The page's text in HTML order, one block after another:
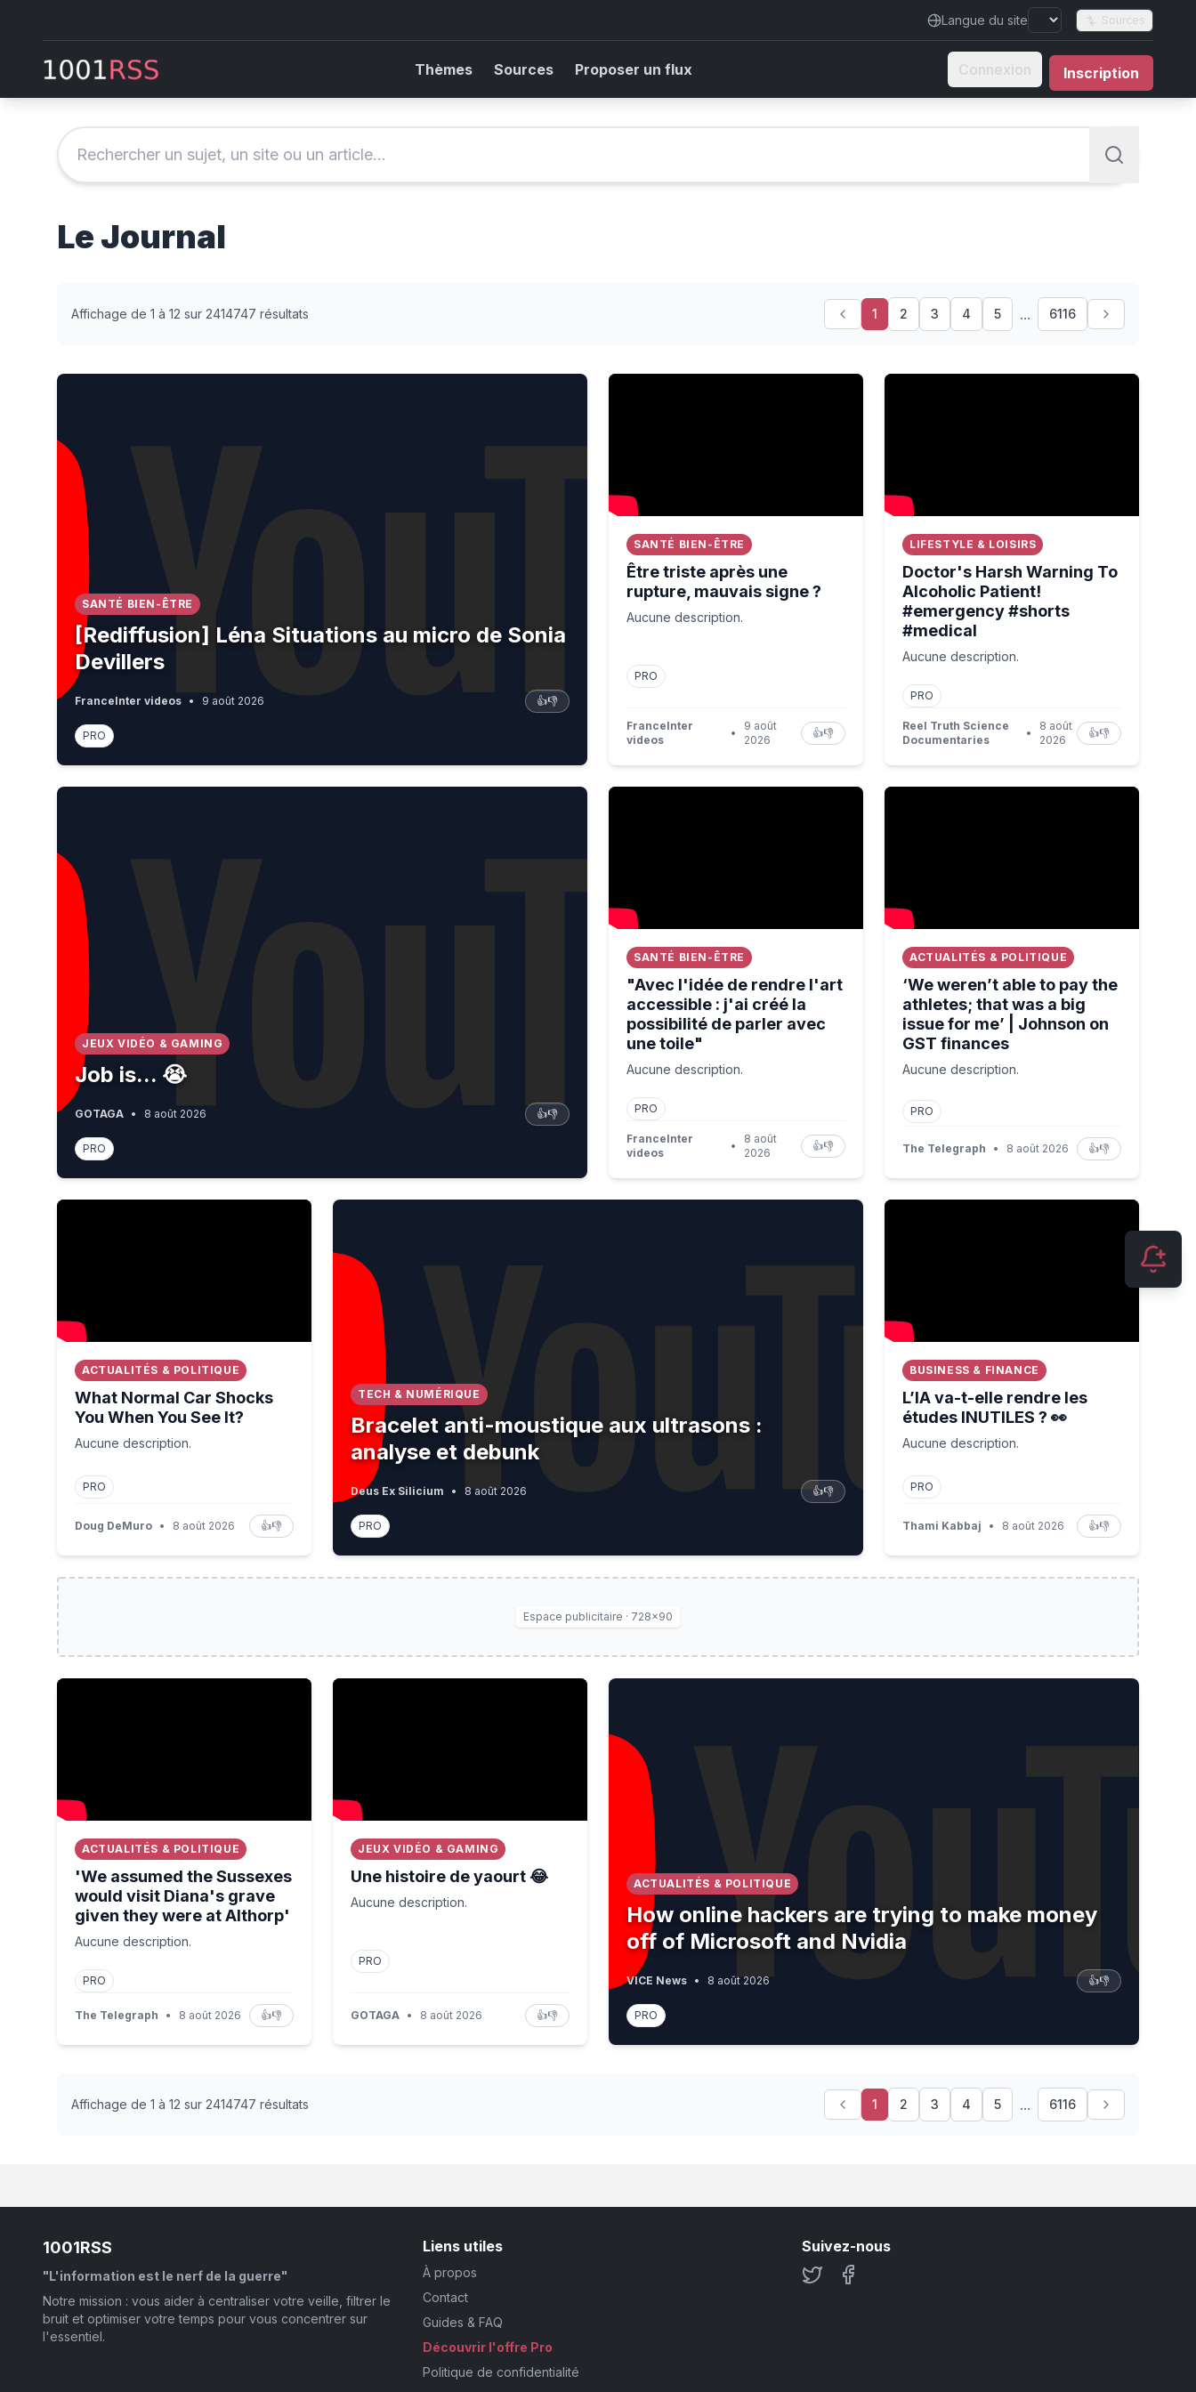
Langue du site Sources
Thèmes Sources Proposer un flux Connexion Inscription
Le Journal
Affichage de 1 à 12 sur 2414747 résultats 1 2 3 4 5 ... 6116
[Rediffusion] Léna Situations au micro de Sonia Devillers
SANTÉ BIEN-ÊTRE
[Rediffusion] Léna Situations au micro de Sonia
Devillers
FranceInter videos • 9 août 2026 👍👎
PRO
Être triste après une rupture, mauvais signe ?
SANTÉ BIEN-ÊTRE
Être triste après une
rupture, mauvais signe ?
Aucune description.
PRO
FranceInter
videos
•
9 août
2026
👍👎
Doctor's Harsh Warning To Alcoholic
LIFESTYLE & LOISIRS
Doctor's Harsh Warning To
Alcoholic Patient!
#emergency #shorts
#medical
Aucune description.
PRO
Reel Truth Science
Documentaries
•
8 août
2026
👍👎
Job is... 😭
JEUX VIDÉO & GAMING
Job is... 😭
GOTAGA • 8 août 2026 👍👎
PRO
"Avec l'idée de rendre l'art accessible : j'ai créé la possibilité de parler avec une toile"
SANTÉ BIEN-ÊTRE
"Avec l'idée de rendre l'art
accessible : j'ai créé la
possibilité de parler avec
une toile"
Aucune description.
PRO
FranceInter
videos
•
8 août
2026
👍👎
‘We weren’t able to pay the athletes; that
ACTUALITÉS & POLITIQUE
‘We weren’t able to pay the
athletes; that was a big
issue for me’ | Johnson on
GST finances
Aucune description.
PRO
The Telegraph • 8 août 2026 👍👎
What Normal Car Shocks You When You See It?
ACTUALITÉS & POLITIQUE
What Normal Car Shocks
You When You See It?
Aucune description.
PRO
Doug DeMuro • 8 août 2026 👍👎
Bracelet anti-moustique aux ultrasons : analyse et debunk
TECH & NUMÉRIQUE
Bracelet anti-moustique aux ultrasons :
analyse et debunk
Deus Ex Silicium • 8 août 2026 👍👎
PRO
L’IA va-t-elle rendre les études INUTILES ? 👀
BUSINESS & FINANCE
L’IA va-t-elle rendre les
études INUTILES ? 👀
Aucune description.
PRO
Thami Kabbaj • 8 août 2026 👍👎
Espace publicitaire · 728×90
'We assumed the Sussexes would visit Diana's grave given they were at Althorp'
ACTUALITÉS & POLITIQUE
'We assumed the Sussexes
would visit Diana's grave
given they were at Althorp'
Aucune description.
PRO
The Telegraph • 8 août 2026 👍👎
Une histoire de yaourt 😂
JEUX VIDÉO & GAMING
Une histoire de yaourt 😂
Aucune description.
PRO
GOTAGA • 8 août 2026 👍👎
How online hackers are trying to make money off of Microsoft and Nvidia
ACTUALITÉS & POLITIQUE
How online hackers are trying to make money
off of Microsoft and Nvidia
VICE News • 8 août 2026 👍👎
PRO
Affichage de 1 à 12 sur 2414747 résultats 1 2 3 4 5 ... 6116
1001RSS
"L'information est le nerf de la guerre"
Notre mission : vous aider à centraliser votre veille, filtrer le
bruit et optimiser votre temps pour vous concentrer sur
l'essentiel.
Liens utiles
À propos
Contact
Guides & FAQ
Découvrir l'offre Pro
Politique de confidentialité
Suivez-nous